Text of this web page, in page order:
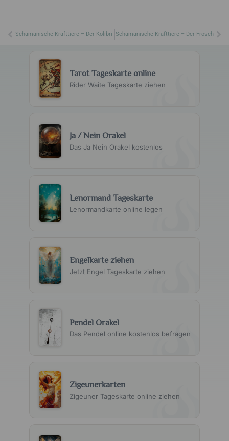
Zurück
Schamanische Krafttiere – Der Kolibri Schamanische Krafttiere – Der Frosch
Tarot Tageskarte online
Rider Waite Tageskarte ziehen
Ja / Nein Orakel
Das Ja Nein Orakel kostenlos
Lenormand Tageskarte
Lenormandkarte online legen
Engelkarte ziehen
Jetzt Engel Tageskarte ziehen
Pendel Orakel
Das Pendel online kostenlos befragen
Zigeunerkarten
Zigeuner Tageskarte online ziehen